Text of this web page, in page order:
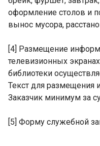
оформление столов и
вынос мусора,
[4] Размещение
телевизионных
библиотеки
Текст для размещения
Заказчик минимум за
[5] Форму служебной